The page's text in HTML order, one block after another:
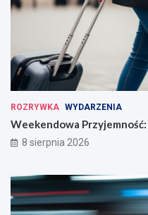
ROZRYWKA WYDARZENIA
Weekendowa
8 sierpnia 2026